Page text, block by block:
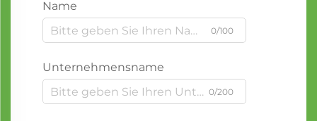
Name
0/100
Unternehmensname
0/200